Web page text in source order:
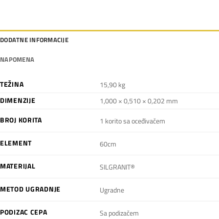
DODATNE INFORMACIJE
NAPOMENA
TEŽINA
15,90 kg
DIMENZIJE
1,000 × 0,510 × 0,202 mm
BROJ KORITA
1 korito sa oceđivačem
ELEMENT 60cm
MATERIJAL SILGRANIT®
METOD UGRADNJE Ugradne
PODIZAC CEPA Sa podizačem